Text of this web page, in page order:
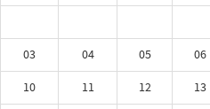
03
04 05 06
10
11 12 13